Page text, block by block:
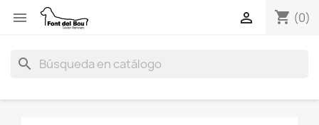
 shopping_cart (0)

search